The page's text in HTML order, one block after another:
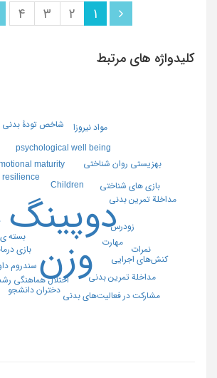
1
2
3
4
کلیدواژه های مرتبط
دوپینگ
وزن
Children
maturity
psychological well being
resilience
اختلال هماهنگی
بازی
بازی های شناختی
بسته
بهزیستی روان شناختی
دختران دانشجو
سندروم
مداخلة تمرین بدنی
مهارت
زودرس
شاخص تودۀ بدنی
مداخلة تمرین بدنی
مشارکت در فعالیت‌های بدنی
مواد نیروزا
نمرات
کنش‎های اجرایی